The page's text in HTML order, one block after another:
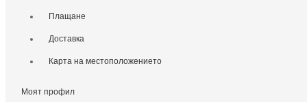
Плащане
Доставка
Карта на местоположението
Моят профил